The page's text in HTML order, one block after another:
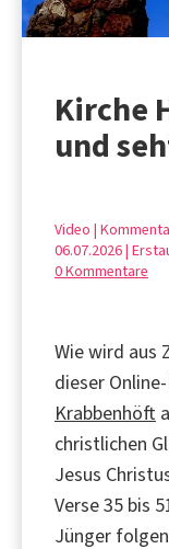
Kirche
und
Video |
06.07.2026 |
0 Kommentare
Wie wird aus
dieser
Krabbenhöft
christlichen
Jesus
Verse 35 bis
Jünger